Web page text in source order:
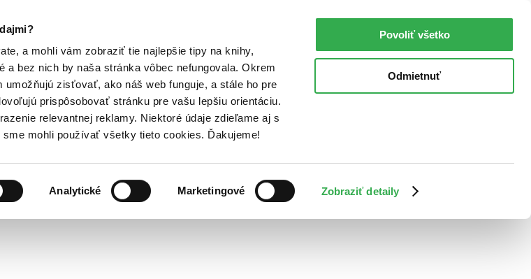
a mohli vám zobraziť tie najlepšie tipy na knihy,
a bez nich by naša stránka vôbec nefungovala. Okrem
zisťovať, ako náš web funguje, a stále ho pre
prispôsobovať stránku pre vašu lepšiu orientáciu.
relevantnej reklamy. Niektoré údaje zdieľame aj s
mohli používať všetky tieto cookies. Ďakujeme!
Analytické Marketingové Zobraziť detaily
Povoliť všetko
Odmietnuť